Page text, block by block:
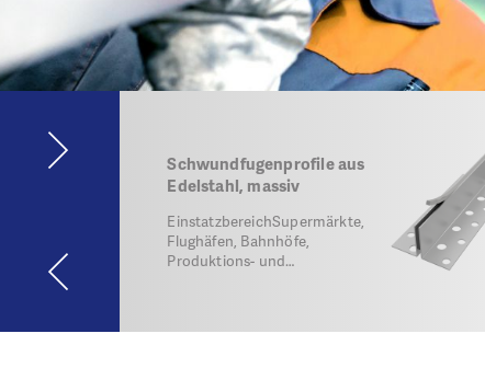
Schwundfugenprofile aus
Edelstahl, massiv
EinstatzbereichSupermärkte,
Flughäfen, Bahnhöfe,
Produktions- und…